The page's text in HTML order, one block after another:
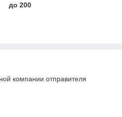
до 200
компании отправителя